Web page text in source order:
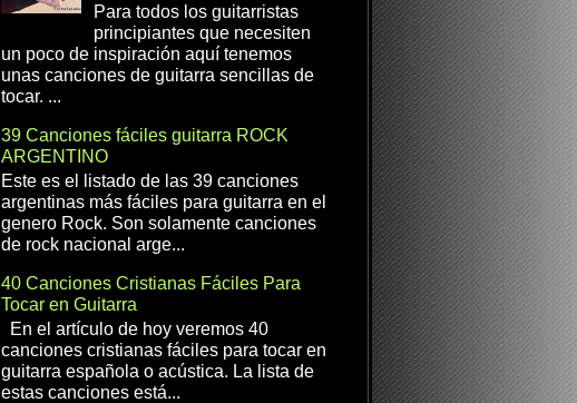
Para todos los guitarristas
principiantes que necesiten
un poco de inspiración aquí tenemos
unas canciones de guitarra sencillas de
tocar. ...
39 Canciones fáciles guitarra ROCK
ARGENTINO
Este es el listado de las 39 canciones
argentinas más fáciles para guitarra en el
genero Rock. Son solamente canciones
de rock nacional arge...
40 Canciones Cristianas Fáciles Para
Tocar en Guitarra
En el artículo de hoy veremos 40
canciones cristianas fáciles para tocar en
guitarra española o acústica. La lista de
estas canciones está...